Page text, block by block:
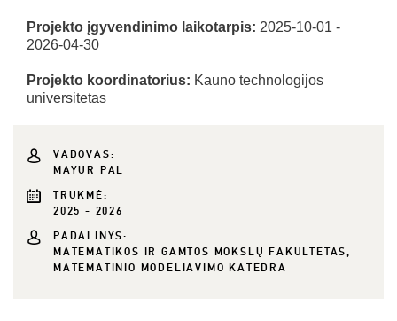
Projekto įgyvendinimo laikotarpis: 2025-10-01 -
2026-04-30
Projekto koordinatorius: Kauno technologijos
universitetas
VADOVAS:
MAYUR PAL
TRUKMĖ:
2025 - 2026
PADALINYS:
MATEMATIKOS IR GAMTOS MOKSLŲ FAKULTETAS,
MATEMATINIO MODELIAVIMO KATEDRA